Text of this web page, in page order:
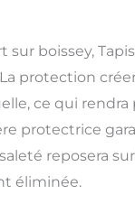
boissey,
protection
ce qui rendra
protectrice
reposera
éliminée.